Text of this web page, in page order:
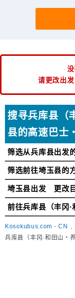
请更改出
搜寻兵库县（
县的高速巴士
筛选从兵库县出发
筛选前往埼玉县的
埼玉县出发 更改
前往兵库县（丰冈
Kosokubus.com - CN
兵库县（丰冈·和田山・